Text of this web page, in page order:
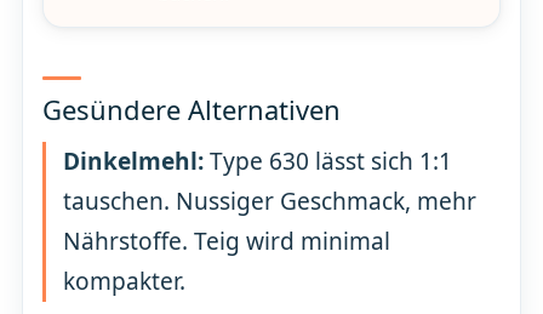
Gesündere Alternativen
Dinkelmehl:Type 630 lässt sich 1:1
tauschen. Nussiger Geschmack, mehr
Nährstoffe. Teig wird minimal
kompakter.